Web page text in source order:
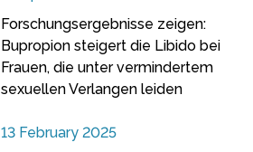
Forschungsergebnisse zeigen:
Bupropion steigert die Libido bei
Frauen, die unter vermindertem
sexuellen Verlangen leiden
13 February 2025